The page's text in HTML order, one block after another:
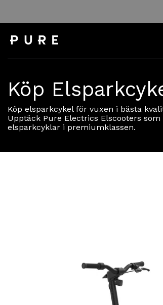
till
innehållet
Köp
Köp elsparkcykel för vuxen i bästa
Upptäck Pure Electrics Elscooters
elsparkcyklar i premiumklassen.